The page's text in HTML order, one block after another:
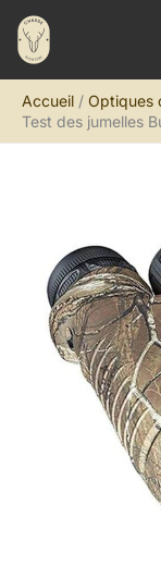
Aller
contenu
Accueil
Optiques
Test des jumelles
R
e
h